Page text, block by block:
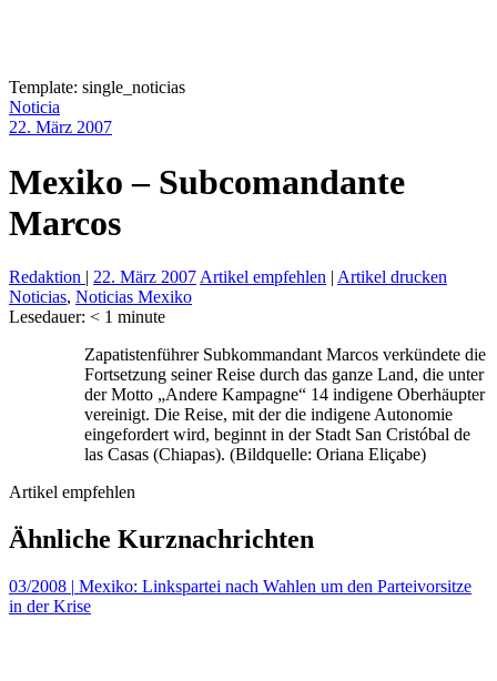
Template: single_noticias
Noticia
22. März 2007
Mexiko – Subcomandante
Marcos
Redaktion | 22. März 2007 Artikel empfehlen | Artikel drucken
Noticias, Noticias Mexiko
Lesedauer: < 1 minute
Zapatistenführer Subkommandant Marcos verkündete die
Fortsetzung seiner Reise durch das ganze Land, die unter
der Motto „Andere Kampagne“ 14 indigene Oberhäupter
vereinigt. Die Reise, mit der die indigene Autonomie
eingefordert wird, beginnt in der Stadt San Cristóbal de
las Casas (Chiapas). (Bildquelle: Oriana Eliçabe)
Artikel empfehlen
Ähnliche Kurznachrichten
03/2008 | Mexiko: Linkspartei nach Wahlen um den Parteivorsitze
in der Krise